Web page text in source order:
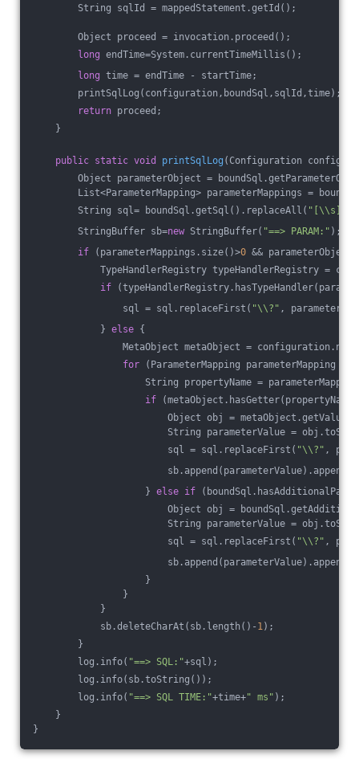
String sqlId = mappedStatement.getId();
Object proceed = invocation.proceed();
long endTime=System.currentTimeMillis();
long time = endTime - startTime;
printSqlLog(configuration,boundSql,sqlId,time);
return proceed;
}
public static void printSqlLog (Configuration
Object parameterObject =
List<ParameterMapping> parameterMappings =
String sql= boundSql.getSql().replaceAll( "[\\s]+"
StringBuffer sb=new StringBuffer( "==> PARAM:" );
if (parameterMappings.size()>0 &&
TypeHandlerRegistry typeHandlerRegistry =
if
sql = sql.replaceFirst( "\\?" ,
} else {
MetaObject metaObject =
for (ParameterMapping parameterMapping :
String propertyName =
if
Object obj =
String parameterValue =
sql = sql.replaceFirst( "\\?" ,
sb.append(parameterValue).append(
} else if
Object obj =
String parameterValue =
sql = sql.replaceFirst( "\\?" ,
sb.append(parameterValue).append(
}
}
}
sb.deleteCharAt(sb.length()- 1);
}
log.info( "==> SQL:"+sql);
log.info(sb.toString());
log.info( "==> SQL TIME:"+time+" ms" );
}
}